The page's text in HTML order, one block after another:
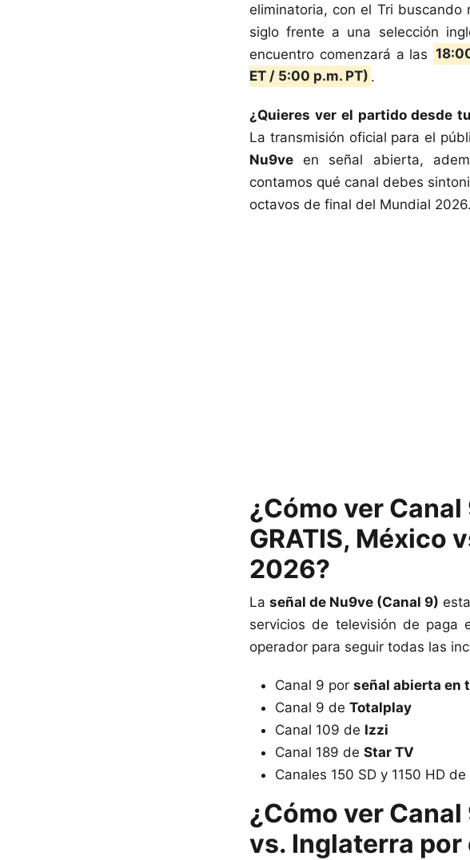
eliminatoria, con el Tri
siglo frente a una selección
encuentro comenzará a las
ET / 5:00 p.m. PT) .
¿Quieres ver el partido desde
La transmisión oficial para el
Nu9ve en señal abierta,
contamos qué canal debes
octavos de final del Mundial 2026.
¿Cómo ver Canal
GRATIS, México
2026?
Laseñal de Nu9ve (Canal 9)
servicios de televisión de paga
operador para seguir todas las
Canal 9 por señal abierta en
Canal 9 de Totalplay
Canal 109 de Izzi
Canal 189 de Star TV
Canales 150 SD y 1150 HD de
¿Cómo ver
vs. Inglaterra